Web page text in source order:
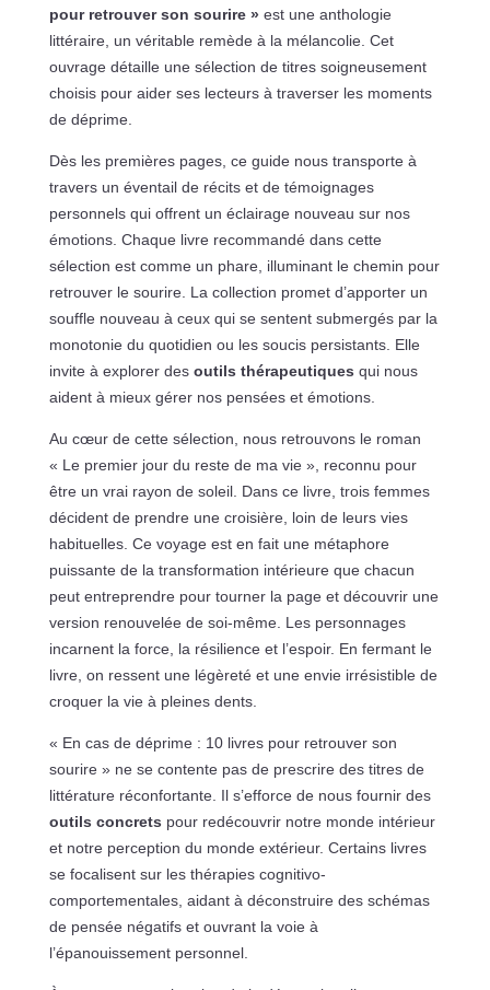
pour retrouver son sourire »est une anthologie
littéraire, un véritable remède à la mélancolie. Cet
ouvrage détaille une sélection de titres soigneusement
choisis pour aider ses lecteurs à traverser les moments
de déprime.
Dès les premières pages, ce guide nous transporte à
travers un éventail de récits et de témoignages
personnels qui offrent un éclairage nouveau sur nos
émotions. Chaque livre recommandé dans cette
sélection est comme un phare, illuminant le chemin pour
retrouver le sourire. La collection promet d’apporter un
souffle nouveau à ceux qui se sentent submergés par la
monotonie du quotidien ou les soucis persistants. Elle
invite à explorer des outils thérapeutiques qui nous
aident à mieux gérer nos pensées et émotions.
Au cœur de cette sélection, nous retrouvons le roman
« Le premier jour du reste de ma vie », reconnu pour
être un vrai rayon de soleil. Dans ce livre, trois femmes
décident de prendre une croisière, loin de leurs vies
habituelles. Ce voyage est en fait une métaphore
puissante de la transformation intérieure que chacun
peut entreprendre pour tourner la page et découvrir une
version renouvelée de soi-même. Les personnages
incarnent la force, la résilience et l’espoir. En fermant le
livre, on ressent une légèreté et une envie irrésistible de
croquer la vie à pleines dents.
« En cas de déprime : 10 livres pour retrouver son
sourire » ne se contente pas de prescrire des titres de
littérature réconfortante. Il s’efforce de nous fournir des
outils concrets pour redécouvrir notre monde intérieur
et notre perception du monde extérieur. Certains livres
se focalisent sur les thérapies cognitivo-
comportementales, aidant à déconstruire des schémas
de pensée négatifs et ouvrant la voie à
l’épanouissement personnel.